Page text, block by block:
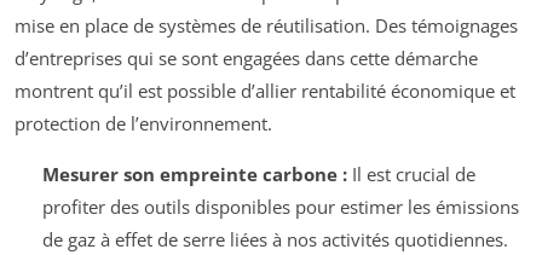
mise en place de systèmes de réutilisation. Des témoignages
d’entreprises qui se sont engagées dans cette démarche
montrent qu’il est possible d’allier rentabilité économique et
protection de l’environnement.
Mesurer son empreinte carbone :Il est crucial de
profiter des outils disponibles pour estimer les émissions
de gaz à effet de serre liées à nos activités quotidiennes.